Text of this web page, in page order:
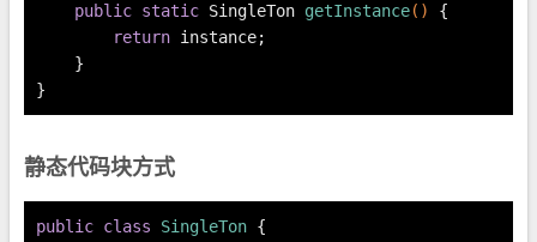
public static SingleTon getInstance()
{
return instance;
    }
}
静态代码块方式
public class SingleTon {